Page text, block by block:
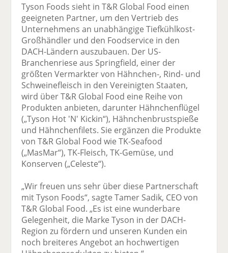
Tyson Foods sieht in T&R Global Food einen
geeigneten Partner, um den Vertrieb des
Unternehmens an unabhängige Tiefkühlkost-
Großhändler und den Foodservice in den
DACH-Ländern auszubauen. Der US-
Branchenriese aus Springfield, einer der
größten Vermarkter von Hähnchen-, Rind- und
Schweinefleisch in den Vereinigten Staaten,
wird über T&R Global Food eine Reihe von
Produkten anbieten, darunter Hähnchenflügel
(„Tyson Hot 'N' Kickin“), Hähnchenbrustspieße
und Hähnchenfilets. Sie ergänzen die Produkte
von T&R Global Food wie TK-Seafood
(„MasMar“), TK-Fleisch, TK-Gemüse, und
Konserven („Celeste“).
„Wir freuen uns sehr über diese Partnerschaft
mit Tyson Foods“, sagte Tamer Sadik, CEO von
T&R Global Food. „Es ist eine wunderbare
Gelegenheit, die Marke Tyson in der DACH-
Region zu fördern und unseren Kunden ein
noch breiteres Angebot an hochwertigen